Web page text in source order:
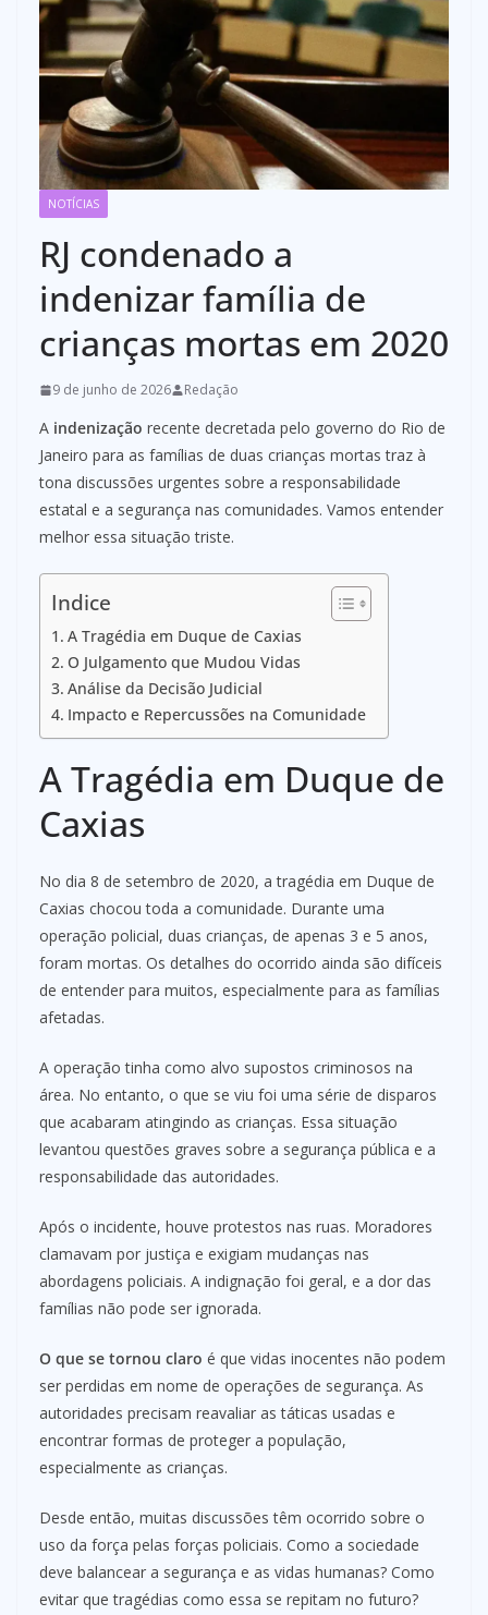
NOTÍCIAS
RJ condenado a
indenizar família de
crianças mortas em 2020
9 de junho de 2026 Redação
A indenização recente decretada pelo governo do Rio de
Janeiro para as famílias de duas crianças mortas traz à
tona discussões urgentes sobre a responsabilidade
estatal e a segurança nas comunidades. Vamos entender
melhor essa situação triste.
Indice
A Tragédia em Duque de Caxias
O Julgamento que Mudou Vidas
Análise da Decisão Judicial
Impacto e Repercussões na Comunidade
A Tragédia em Duque de
Caxias
No dia 8 de setembro de 2020, a tragédia em Duque de
Caxias chocou toda a comunidade. Durante uma
operação policial, duas crianças, de apenas 3 e 5 anos,
foram mortas. Os detalhes do ocorrido ainda são difíceis
de entender para muitos, especialmente para as famílias
afetadas.
A operação tinha como alvo supostos criminosos na
área. No entanto, o que se viu foi uma série de disparos
que acabaram atingindo as crianças. Essa situação
levantou questões graves sobre a segurança pública e a
responsabilidade das autoridades.
Após o incidente, houve protestos nas ruas. Moradores
clamavam por justiça e exigiam mudanças nas
abordagens policiais. A indignação foi geral, e a dor das
famílias não pode ser ignorada.
O que se tornou claro é que vidas inocentes não podem
ser perdidas em nome de operações de segurança. As
autoridades precisam reavaliar as táticas usadas e
encontrar formas de proteger a população,
especialmente as crianças.
Desde então, muitas discussões têm ocorrido sobre o
uso da força pelas forças policiais. Como a sociedade
deve balancear a segurança e as vidas humanas? Como
evitar que tragédias como essa se repitam no futuro?